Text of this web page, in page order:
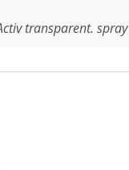
transparent. spray